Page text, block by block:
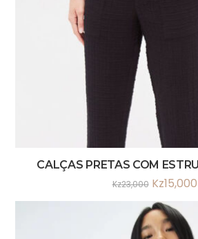
CALÇAS PRETAS COM
Kz23,000 Kz15,000